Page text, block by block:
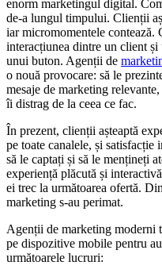
enorm marketingul digital.
de-a lungul timpului. Clienții
iar micromomentele contează.
interacțiunea dintre un client
unui buton. Agenții de
o nouă provocare: să le
mesaje de marketing
îi distrag de la ceea ce fac.
În prezent, clienții așteaptă
pe toate canalele, și
să le captați și să le mențineți
experiență plăcută și
ei trec la următoarea ofertă.
marketing s-au perimat.
Agenții de marketing moderni
pe dispozitive mobile pentru
următoarele lucruri: